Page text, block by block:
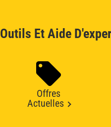
Outils Et Aide
Offres
Actuelles